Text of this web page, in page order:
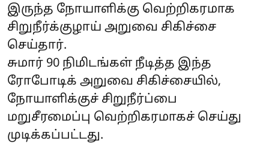
இருந்த நோயாளிக்கு வெற்றிகரமாக
சிறுநீர்க்குழாய் அறுவை சிகிச்சை
செய்தார்.
சுமார் 90 நிமிடங்கள் நீடித்த இந்த
ரோபோடிக் அறுவை சிகிச்சையில்,
நோயாளிக்குச் சிறுநீர்ப்பை
மறுசீரமைப்பு வெற்றிகரமாகச் செய்து
முடிக்கப்பட்டது.